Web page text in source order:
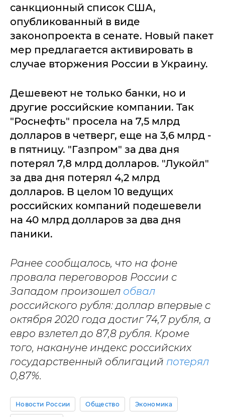
санкционный список США,
опубликованный в виде
законопроекта в сенате. Новый пакет
мер предлагается активировать в
случае вторжения России в Украину.
Дешевеют не только банки, но и
другие российские компании. Так
"Роснефть" просела на 7,5 млрд
долларов в четверг, еще на 3,6 млрд -
в пятницу. "Газпром" за два дня
потерял 7,8 млрд долларов. "Лукойл"
за два дня потерял 4,2 млрд
долларов. В целом 10 ведущих
российских компаний подешевели
на 40 млрд долларов за два дня
паники.
Ранее сообщалось, что на фоне
провала переговоров России с
Западом произошел обвал
российского рубля: доллар впервые с
октября 2020 года достиг 74,7 рубля, а
евро взлетел до 87,8 рубля. Кроме
того, накануне индекс российских
государственный облигаций потерял
0,87%.
Новости России Общество Экономика